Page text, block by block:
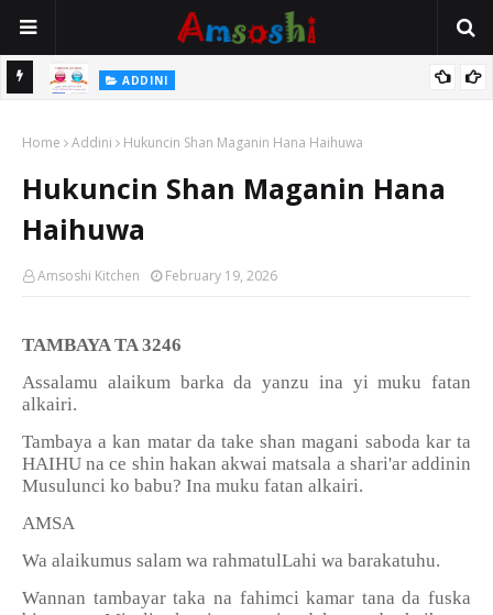
ADDINI
Home Addini Hukuncin Shan Maganin Hana Haihuwa
Hukuncin Shan Maganin Hana
Haihuwa
Amsoshi Kitchen February 19, 2026
TAMBAYA TA 3246
Assalamu alaikum barka da yanzu ina yi muku fatan
alkairi.
Tambaya a kan matar da take shan magani saboda kar ta
HAIHU na ce shin hakan akwai matsala a shari'ar addinin
Musulunci ko babu? Ina muku fatan alkairi.
AMSA
Wa alaikumus salam wa rahmatulLahi wa barakatuhu.
Wannan tambayar taka na fahimci kamar tana da fuska